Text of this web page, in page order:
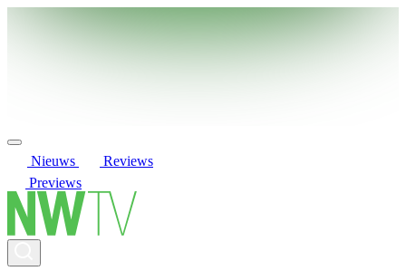
Nieuws
Reviews
Previews